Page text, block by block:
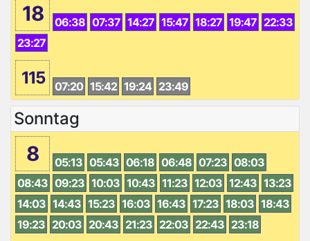
18 06:38 07:37 14:27 15:47 18:27 19:47 22:33
23:27
115 07:20 15:42 19:24 23:49
Sonntag
8 05:13 05:43 06:18 06:48 07:23 08:03
08:43 09:23 10:03 10:43 11:23 12:03 12:43 13:23
14:03 14:43 15:23 16:03 16:43 17:23 18:03 18:43
19:23 20:03 20:43 21:23 22:03 22:43 23:18